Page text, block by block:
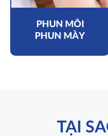
PHUN MÔI
PHUN MÀY
TẠI